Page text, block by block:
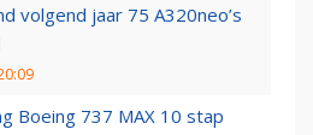
volgend jaar 75 A320neo’s
Boeing 737 MAX 10 stap